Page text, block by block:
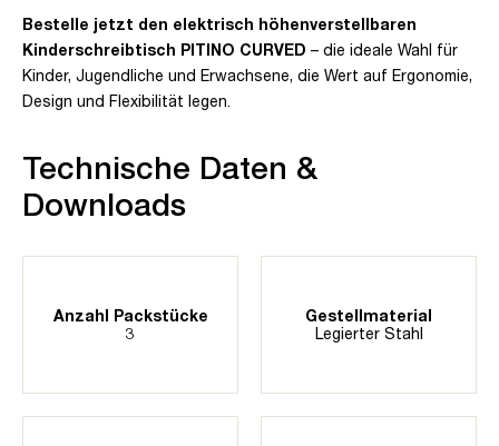
Bestelle jetzt den elektrisch höhenverstellbaren
Kinderschreibtisch PITINO CURVED – die ideale Wahl für
Kinder, Jugendliche und Erwachsene, die Wert auf Ergonomie,
Design und Flexibilität legen.
Technische Daten &
Downloads
Anzahl Packstücke
3
Gestellmaterial
Legierter Stahl